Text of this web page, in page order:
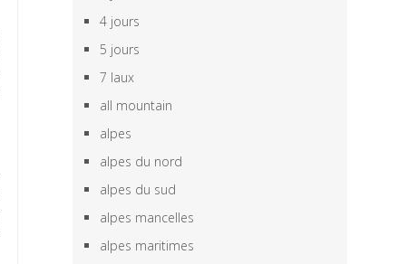
4 jours
5 jours
7 laux
all mountain
alpes
alpes du nord
alpes du sud
alpes mancelles
alpes maritimes